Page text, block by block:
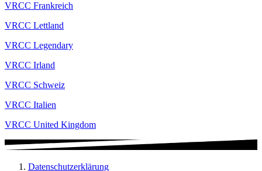
VRCC Frankreich
VRCC Lettland
VRCC Legendary
VRCC Irland
VRCC Schweiz
VRCC Italien
VRCC United Kingdom
Datenschutzerklärung